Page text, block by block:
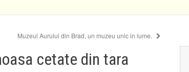
Muzeul Aurului din Brad, un muzeu unic in lume.
cetate din tara